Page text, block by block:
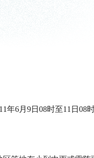
年6月9日08时至11日08时